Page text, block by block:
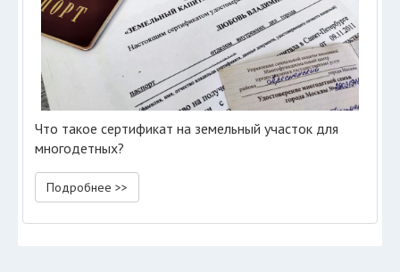
Что такое сертификат на земельный участок для
многодетных?
Подробнее >>